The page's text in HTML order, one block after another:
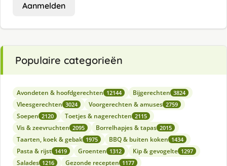
Aanmelden
Populaire categorieën
Avondeten & hoofdgerechten 12144 Bijgerechten 3824
Vleesgerechten 3024 Voorgerechten & amuses 2759
Soepen 2120 Toetjes & nagerechten 2115
Vis & zeevruchten 2095 Borrelhapjes & tapas 2015
Taarten, koek & gebak 1975 BBQ & buiten koken 1434
Pasta & rijst 1419 Groenten 1312 Kip & gevogelte 1297
Salades 1216 Gezonde recepten 1177